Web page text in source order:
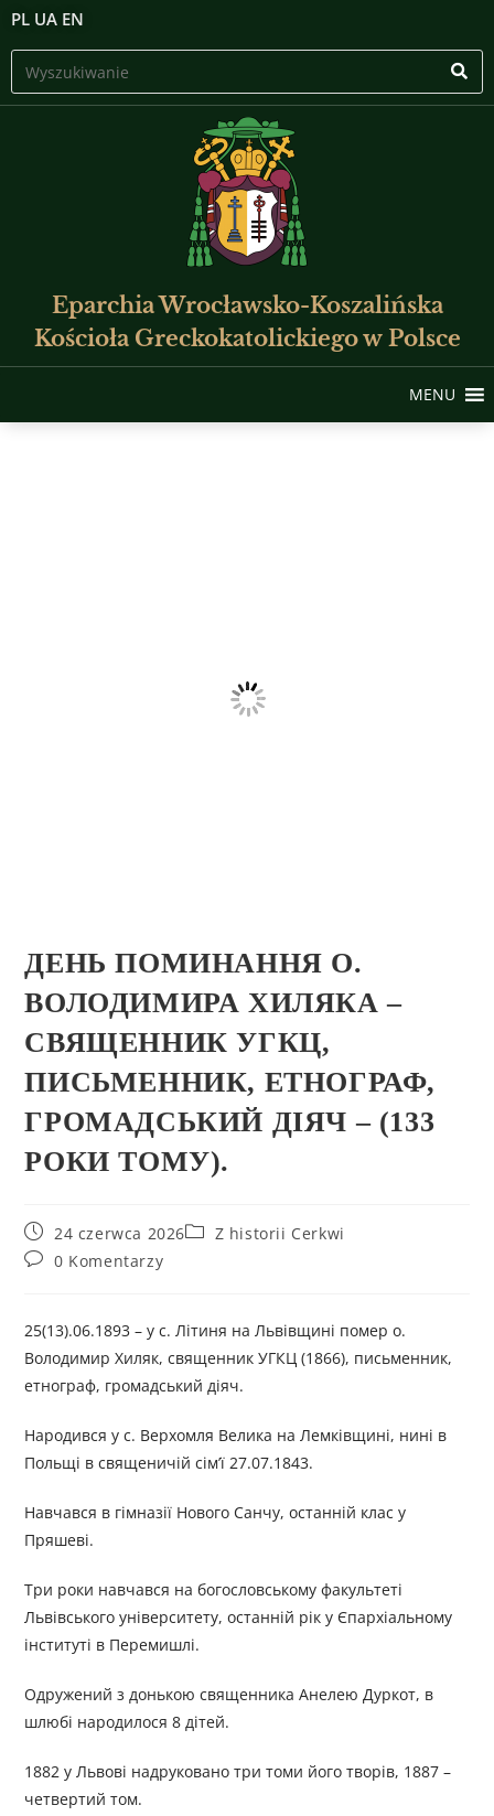
PL UA EN
Eparchia Wrocławsko-Koszalińska
Kościoła Greckokatolickiego w Polsce
MENU
ДЕНЬ ПОМИНАННЯ О.
ВОЛОДИМИРА ХИЛЯКА –
СВЯЩЕННИК УГКЦ,
ПИСЬМЕННИК, ЕТНОГРАФ,
ГРОМАДСЬКИЙ ДІЯЧ – (133
РОКИ ТОМУ).
24 czerwca 2026
Z historii Cerkwi
0 Komentarzy
25(13).06.1893 – у с. Літиня на Львівщині помер о.
Володимир Хиляк, священник УГКЦ (1866), письменник,
етнограф, громадський діяч.
Народився у с. Верхомля Велика на Лемківщині, нині в
Польщі в священичій сім’ї 27.07.1843.
Навчався в гімназії Нового Санчу, останній клас у
Пряшеві.
Три роки навчався на богословському факультеті
Львівського університету, останній рік у Єпархіальному
інституті в Перемишлі.
Одружений з донькою священника Анелею Дуркот, в
шлюбі народилося 8 дітей.
1882 у Львові надруковано три томи його творів, 1887 –
четвертий том.